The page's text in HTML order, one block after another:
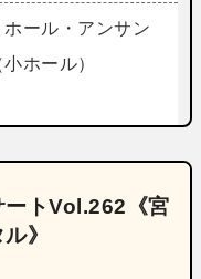
ール・アンサン
ホール）
ートVol.262《宮
》